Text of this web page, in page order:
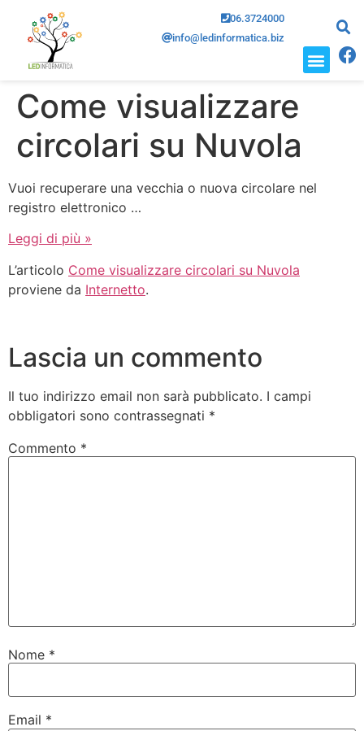
06.3724000
info@ledinformatica.biz
Come visualizzare
circolari su Nuvola
Vuoi recuperare una vecchia o nuova circolare nel
registro elettronico …
Leggi di più »
L’articolo Come visualizzare circolari su Nuvola
proviene da Internetto.
Lascia un commento
Il tuo indirizzo email non sarà pubblicato. I campi
obbligatori sono contrassegnati *
Commento *
Nome *
Email *